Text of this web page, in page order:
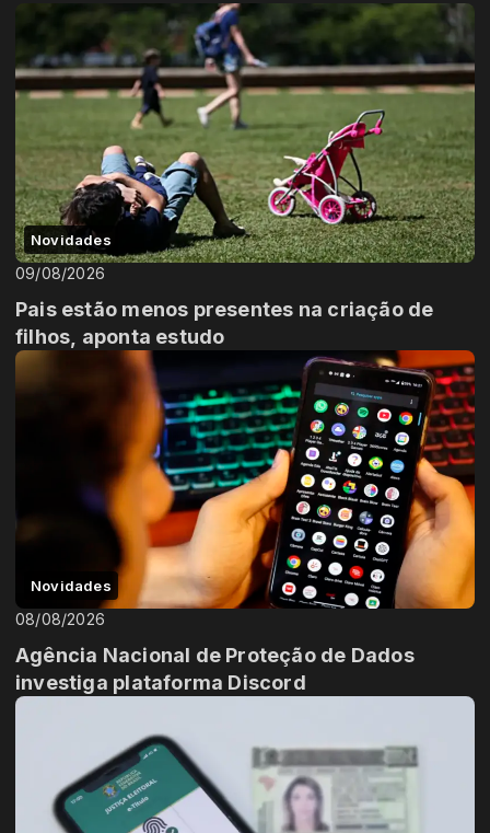
Novidades
09/08/2026
Pais estão menos presentes na criação de
filhos, aponta estudo
Novidades
08/08/2026
Agência Nacional de Proteção de Dados
investiga plataforma Discord